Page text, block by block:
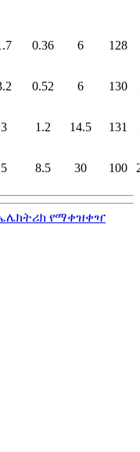
0.36 6 128
0.52 6 130
3 1.2 14.5 131
5 8.5 30 100
የማቀዝቀዣ